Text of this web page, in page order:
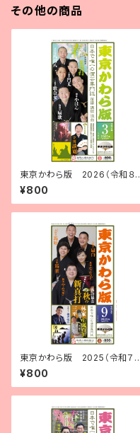
その他の商品
東京かわら版 2026（令和８）
年３月号
¥800
東京かわら版 2025（令和７）
年９月号
¥800